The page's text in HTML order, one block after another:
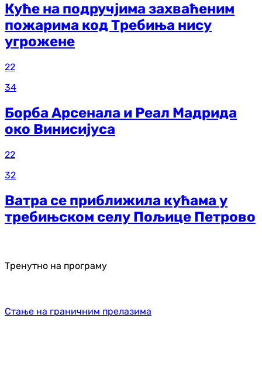
Куће на подручјима захваћеним
пожарима код Требиња нису
угрожене
22
34
Борба Арсенала и Реал Мадрида
око Винисијуса
22
32
Ватра се приближила кућама у
требињском селу Пољице Петрово
Тренутно на програму
Стање на граничним прелазима